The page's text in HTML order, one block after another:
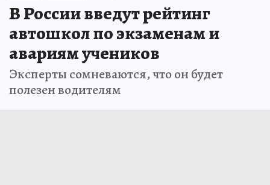
В России введут рейтинг
автошкол по экзаменам и
авариям учеников
Эксперты сомневаются, что он будет
полезен водителям